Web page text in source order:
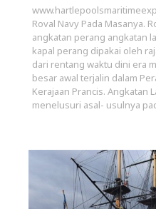
Roval Navy Pada Masanya.
angkatan perang angkatan
kapal perang dipakai oleh
dari rentang waktu dini era
besar awal terjalin dalam
Kerajaan Prancis. Angkatan
menelusuri asal- usulnya